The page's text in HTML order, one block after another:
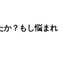
か？もし悩まれ